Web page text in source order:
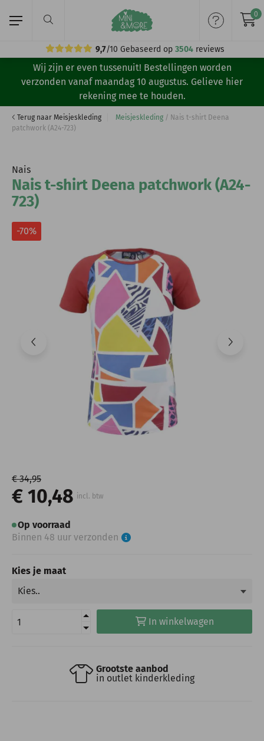
9,7/10 Gebaseerd op 3504 reviews
0
Home
Meisjeskleding
Jongenskleding
Volg ons:
Wij zijn er even tussenuit! Bestellingen worden
verzonden vanaf maandag 10 augustus. Gelieve hier
rekening mee te houden.
Terug naar Meisjeskleding Meisjeskleding / Nais t-shirt Deena
patchwork (A24-723)
Nais
Nais t-shirt Deena patchwork (A24-
723)
-70%
€ 34,95
€ 10,48 incl. btw
Op voorraad
Binnen 48 uur verzonden
Kies je maat
In winkelwagen
Grootste aanbod
in outlet kinderkleding